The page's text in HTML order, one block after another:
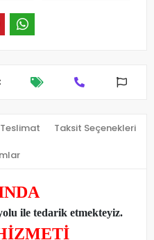
Taksit Seçenekleri
ile tedarik etmekteyiz.